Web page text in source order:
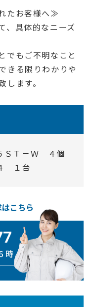
たお客様へ≫
、具体的なニーズ
でもご不明なこと
きる限りわかりや
ます。
ＳＴ－Ｗ ４個
１台
こちら
時